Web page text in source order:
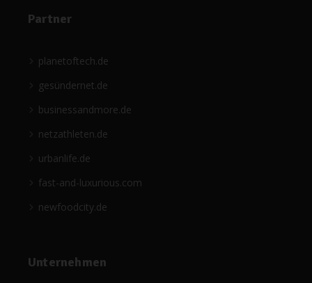
Partner
planetoftech.de
gesündernet.de
businessandmore.de
netzathleten.de
urbanlife.de
fast-and-luxurious.com
newfoodcity.de
Unternehmen